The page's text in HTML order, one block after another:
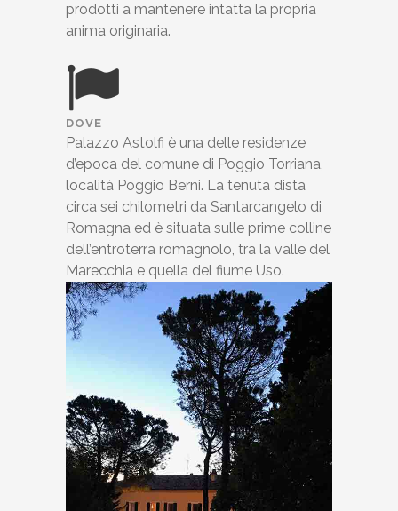
prodotti a mantenere intatta la propria
anima originaria.
DOVE
Palazzo Astolfi è una delle residenze
d’epoca del comune di Poggio Torriana,
località Poggio Berni. La tenuta dista
circa sei chilometri da Santarcangelo di
Romagna ed è situata sulle prime colline
dell’entroterra romagnolo, tra la valle del
Marecchia e quella del fiume Uso.